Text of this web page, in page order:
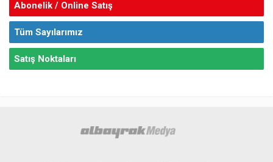
Abonelik / Online Satış
Tüm Sayılarımız
Satış Noktaları